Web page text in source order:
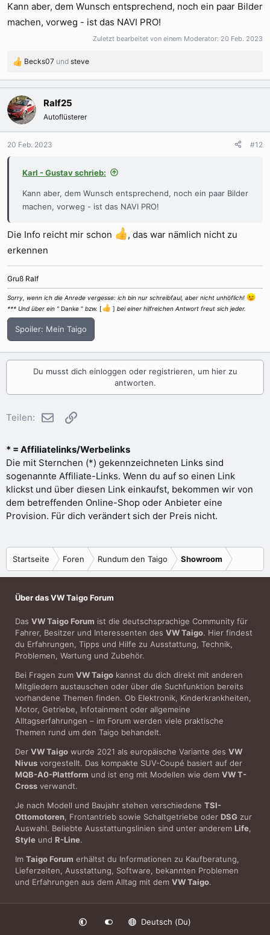
Kann aber, dem Wunsch entsprechend, noch ein paar Bilder
machen, vorweg - ist das NAVI PRO!
Zuletzt bearbeitet von einem Moderator: 20 Feb. 2023
R
a
k
t
i
o
n
Becks07 und steve
Ralf25
Autoflüsterer
20 Feb. 2023 #12
Karl - Gustav schrieb:
Kann aber, dem Wunsch entsprechend, noch ein paar Bilder
machen, vorweg - ist das NAVI PRO!
Die Info reicht mir schon
, das war nämlich nicht zu
erkennen
Gruß Ralf
Sorry, wenn ich die Anrede vergesse: ich bin nur schreibfaul, aber nicht unhöflich!
*** Und über ein " Danke " bzw. [ ] bei einer hilfreichen Antwort freut sich jeder.
Spoiler: Mein Taigo
Du musst dich einloggen oder registrieren, um hier zu
antworten.
Teilen: E-MailLink
* = Affiliatelinks/Werbelinks
Die mit Sternchen (*) gekennzeichneten Links sind
sogenannte Affiliate-Links. Wenn du auf so einen Link
klickst und über diesen Link einkaufst, bekommen wir von
dem betreffenden Online-Shop oder Anbieter eine
Provision. Für dich verändert sich der Preis nicht.
Startseite Foren Rundum den Taigo Showroom
Über das VW Taigo Forum
Das VW Taigo Forum ist die deutschsprachige Community für
Fahrer, Besitzer und Interessenten des VW Taigo. Hier findest
du Erfahrungen, Tipps und Hilfe zu Ausstattung, Technik,
Problemen, Wartung und Zubehör.
Bei Fragen zum VW Taigo kannst du dich direkt mit anderen
Mitgliedern austauschen oder über die Suchfunktion bereits
vorhandene Themen finden. Ob Elektronik, Kinderkrankheiten,
Motor, Getriebe, Infotainment oder allgemeine
Alltagserfahrungen – im Forum werden viele praktische
Themen rund um den Taigo behandelt.
Der VW Taigo wurde 2021 als europäische Variante des VW
Nivus vorgestellt. Das kompakte SUV-Coupé basiert auf der
MQB-A0-Plattform und ist eng mit Modellen wie dem VW T-
Cross verwandt.
Je nach Modell und Baujahr stehen verschiedene TSI-
Ottomotoren, Frontantrieb sowie Schaltgetriebe oder DSG zur
Auswahl. Beliebte Ausstattungslinien sind unter anderem Life,
Style und R-Line.
Im Taigo Forum erhältst du Informationen zu Kaufberatung,
Lieferzeiten, Ausstattung, Software, bekannten Problemen
und Erfahrungen aus dem Alltag mit dem VW Taigo.
Deutsch (Du)